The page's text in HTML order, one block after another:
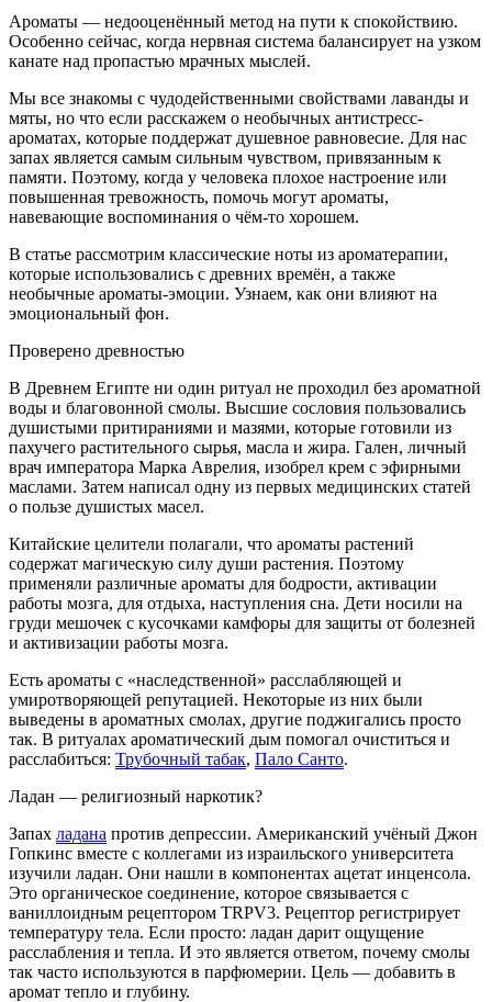
Ароматы — недооценённый метод на пути к спокойствию.
Особенно сейчас, когда нервная система балансирует на узком
канате над пропастью мрачных мыслей.
Мы все знакомы с чудодейственными свойствами лаванды и
мяты, но что если расскажем о необычных антистресс-
ароматах, которые поддержат душевное равновесие. Для нас
запах является самым сильным чувством, привязанным к
памяти. Поэтому, когда у человека плохое настроение или
повышенная тревожность, помочь могут ароматы,
навевающие воспоминания о чём-то хорошем.
В статье рассмотрим классические ноты из ароматерапии,
которые использовались с древних времён, а также
необычные ароматы-эмоции. Узнаем, как они влияют на
эмоциональный фон.
Проверено древностью
В Древнем Египте ни один ритуал не проходил без ароматной
воды и благовонной смолы. Высшие сословия пользовались
душистыми притираниями и мазями, которые готовили из
пахучего растительного сырья, масла и жира. Гален, личный
врач императора Марка Аврелия, изобрел крем с эфирными
маслами. Затем написал одну из первых медицинских статей
о пользе душистых масел.
Китайские целители полагали, что ароматы растений
содержат магическую силу души растения. Поэтому
применяли различные ароматы для бодрости, активации
работы мозга, для отдыха, наступления сна. Дети носили на
груди мешочек с кусочками камфоры для защиты от болезней
и активизации работы мозга.
Есть ароматы с «наследственной» расслабляющей и
умиротворяющей репутацией. Некоторые из них были
выведены в ароматных смолах, другие поджигались просто
так. В ритуалах ароматический дым помогал очиститься и
расслабиться: Трубочный табак, Пало Санто.
Ладан — религиозный наркотик?
Запах ладана против депрессии. Американский учёный Джон
Гопкинс вместе с коллегами из израильского университета
изучили ладан. Они нашли в компонентах ацетат инценсола.
Это органическое соединение, которое связывается с
ваниллоидным рецептором TRPV3. Рецептор регистрирует
температуру тела. Если просто: ладан дарит ощущение
расслабления и тепла. И это является ответом, почему смолы
так часто используются в парфюмерии. Цель — добавить в
аромат тепло и глубину.